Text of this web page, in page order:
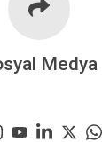
Medya